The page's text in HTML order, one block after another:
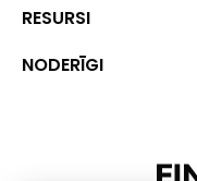
1045
+371 287 18175
Reģ. Nr. 40008002175
Banka: SEB Banka
RESURSI
Dati
NODERĪGI